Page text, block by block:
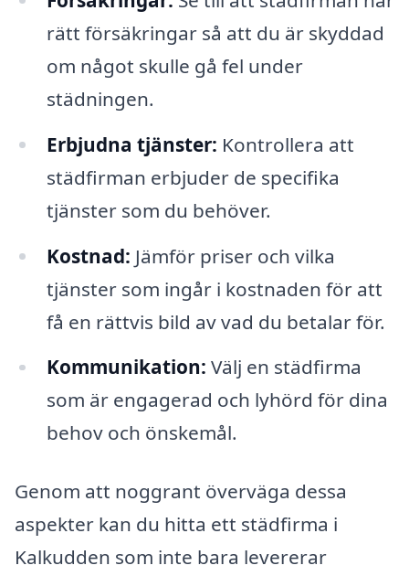
rätt försäkringar så att du är skyddad
om något skulle gå fel under
städningen.
Erbjudna tjänster: Kontrollera att
städfirman erbjuder de specifika
tjänster som du behöver.
Kostnad: Jämför priser och vilka
tjänster som ingår i kostnaden för att
få en rättvis bild av vad du betalar för.
Kommunikation: Välj en städfirma
som är engagerad och lyhörd för dina
behov och önskemål.
Genom att noggrant överväga dessa
aspekter kan du hitta ett städfirma i
Kalkudden som inte bara levererar